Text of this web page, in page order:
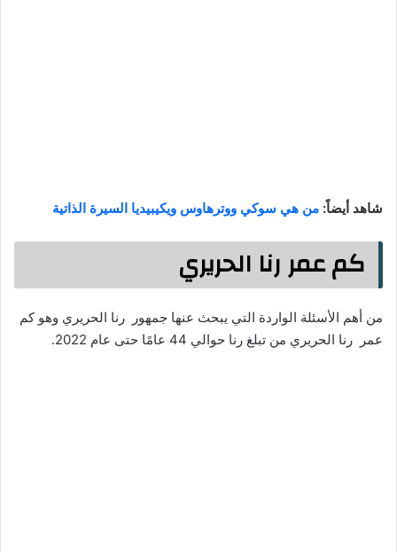
شاهد أيضاً: من هي سوكي ووترهاوس ويكيبيديا السيرة الذاتية
كم عمر رنا الحريري
من أهم الأسئلة الواردة التي يبحث عنها جمهور رنا الحريري وهو كم
عمر رنا الحريري من تبلغ رنا حوالي 44 عامًا حتى عام 2022.